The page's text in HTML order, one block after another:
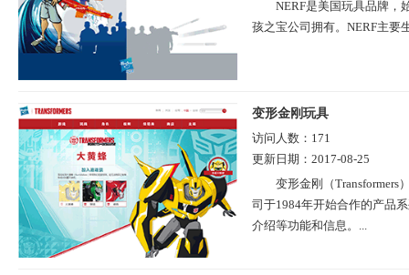
NERF是美国玩具品牌，
孩之宝公司拥有。NERF主要
变形金刚玩具
访问人数： 171
更新日期： 2017-08-25
变形金刚（Transformers
司于1984年开始合作的产品
介绍等功能和信息。...